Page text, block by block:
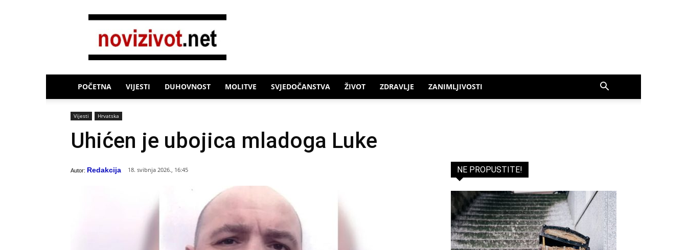
Novi
POČETNA VIJESTI DUHOVNOST MOLITVE SVJEDOČANSTVA ŽIVOT ZDRAVLJE ZANIMLJIVOSTI
Vijesti Hrvatska
Uhićen je ubojica mladoga Luke
Autor: Redakcija 18. svibnja 2026., 16:45 NE PROPUSTITE!